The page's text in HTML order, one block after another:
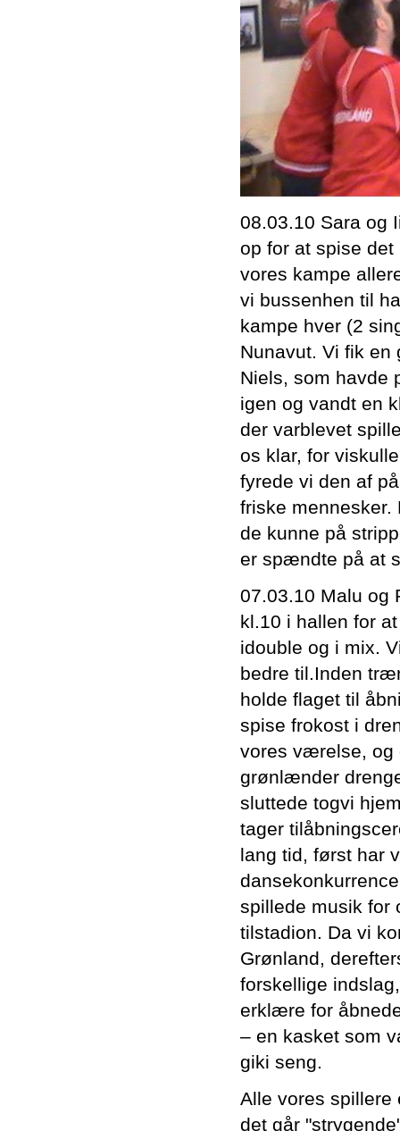
08.03.10 Sara og
op for at spise
vores kampe
vi bussenhen til
kampe hver (2
Nunavut. Vi fik en
Niels, som havde
igen og vandt en
der varblevet
os klar, for
fyrede vi den af
friske mennesker.
de kunne på
er spændte på at
07.03.10 Malu og
kl.10 i hallen for
idouble og i mix.
bedre til.Inden
holde flaget til
spise frokost i
vores værelse, og
grønlænder
sluttede togvi
tager
lang tid, først har
spillede musik for
tilstadion. Da vi
Grønland,
forskellige
erklære for
– en kasket som
giki seng.
Alle vores
det går